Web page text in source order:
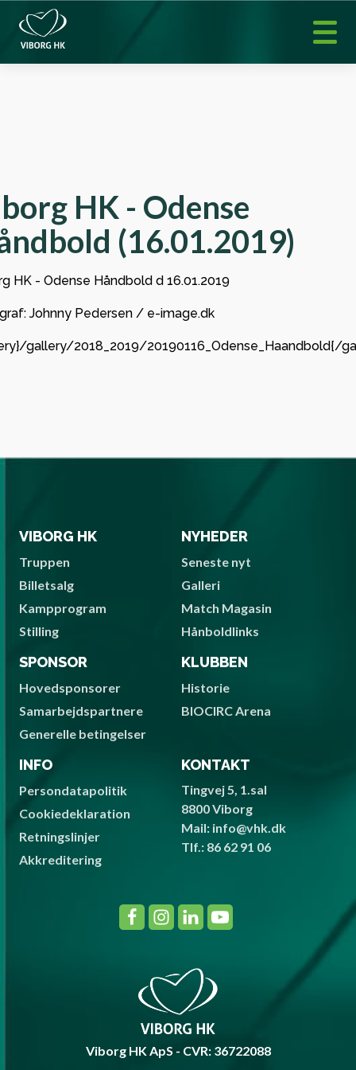
HK - Odense
(16.01.2019)
HK - Odense Håndbold d 16.01.2019
Johnny Pedersen / e-image.dk
gallery/2018_2019/20190116_Odense_Haandbold{/
VIBORG HK
Truppen
Billetsalg
Kampprogram
Stilling
NYHEDER
Seneste nyt
Galleri
Match Magasin
Hånboldlinks
SPONSOR
Hovedsponsorer
Samarbejdspartnere
Generelle betingelser
KLUBBEN
Historie
BIOCIRC Arena
INFO
Persondatapolitik
Cookiedeklaration
Retningslinjer
Akkreditering
KONTAKT
Tingvej 5, 1.sal
8800 Viborg
Mail: info@vhk.dk
Tlf.: 86 62 91 06
Viborg HK ApS - CVR: 36722088